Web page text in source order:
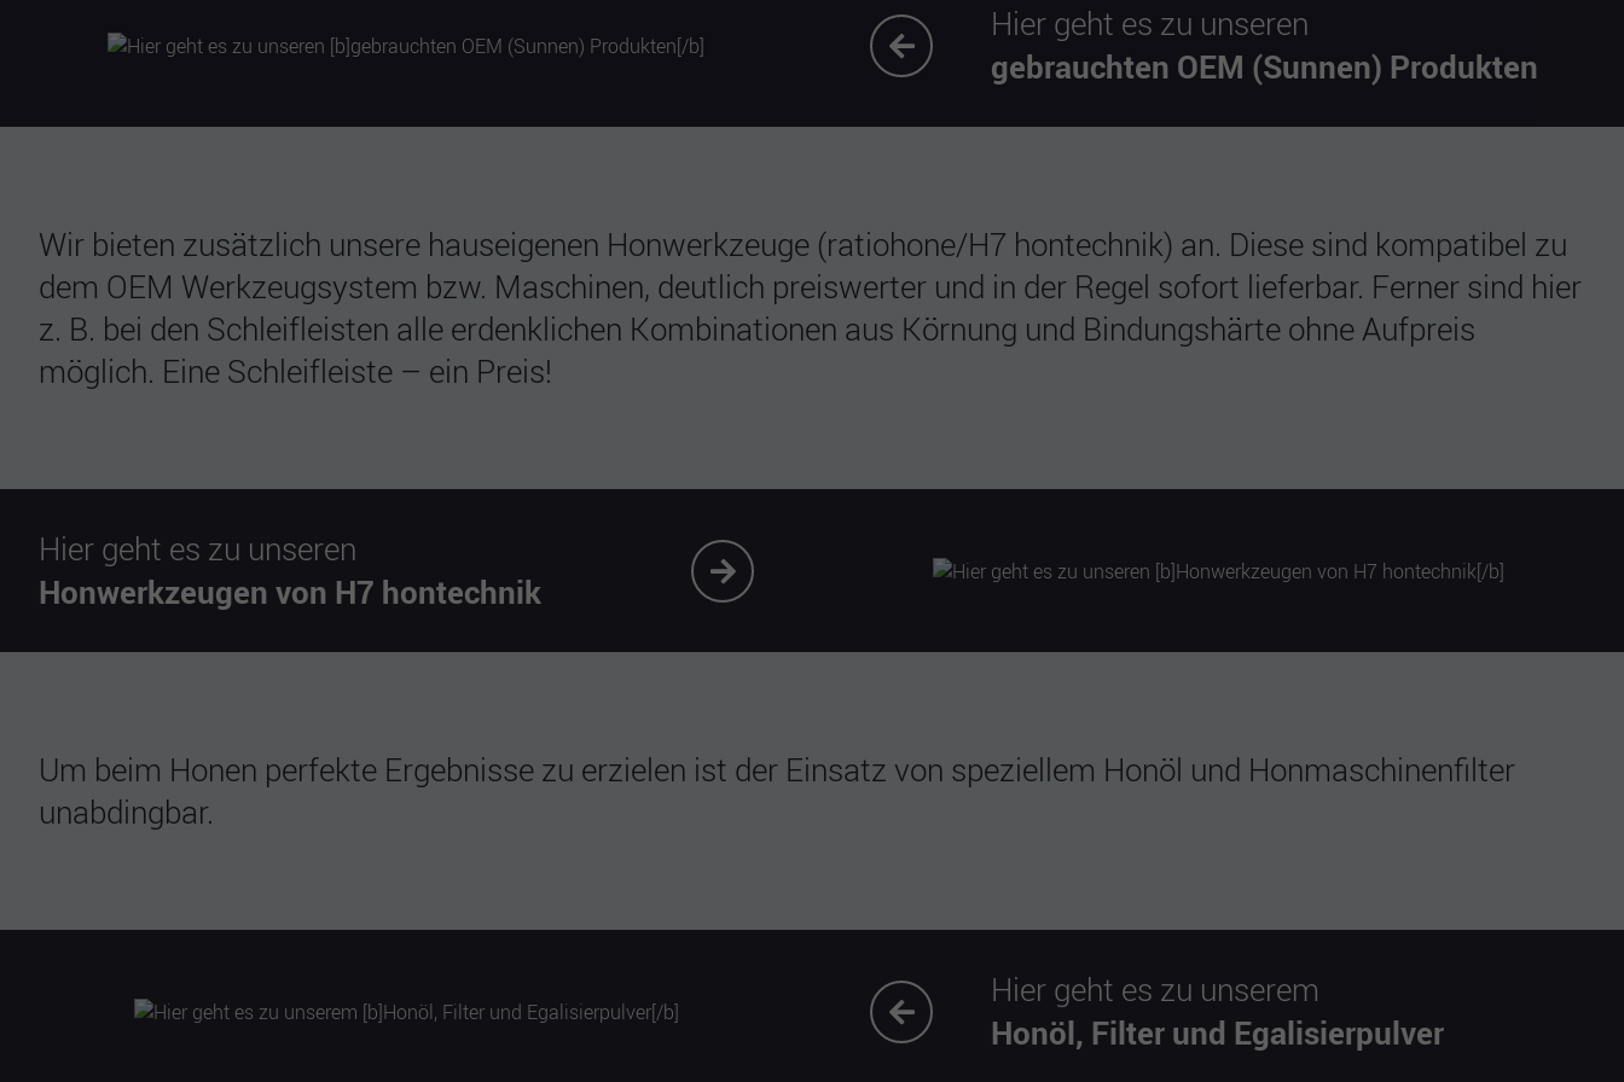
Hier geht es zu unseren
gebrauchten OEM (Sunnen) Produkten
Wir bieten zusätzlich unsere hauseigenen Honwerkzeuge (ratiohone/H7 hontechnik) an. Diese sind kompatibel zu
dem OEM Werkzeugsystem bzw. Maschinen, deutlich preiswerter und in der Regel sofort lieferbar. Ferner sind hier
z. B. bei den Schleifleisten alle erdenklichen Kombinationen aus Körnung und Bindungshärte ohne Aufpreis
möglich. Eine Schleifleiste – ein Preis!
Hier geht es zu unseren
Honwerkzeugen von H7 hontechnik
Um beim Honen perfekte Ergebnisse zu erzielen ist der Einsatz von speziellem Honöl und Honmaschinenfilter
unabdingbar.
Hier geht es zu unserem
Honöl, Filter und Egalisierpulver